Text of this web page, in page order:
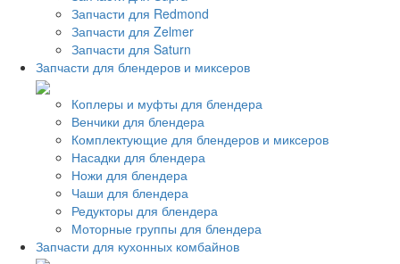
Запчасти для Redmond
Запчасти для Zelmer
Запчасти для Saturn
Запчасти для блендеров и миксеров
Коплеры и муфты для блендера
Венчики для блендера
Комплектующие для блендеров и миксеров
Насадки для блендера
Ножи для блендера
Чаши для блендера
Редукторы для блендера
Моторные группы для блендера
Запчасти для кухонных комбайнов